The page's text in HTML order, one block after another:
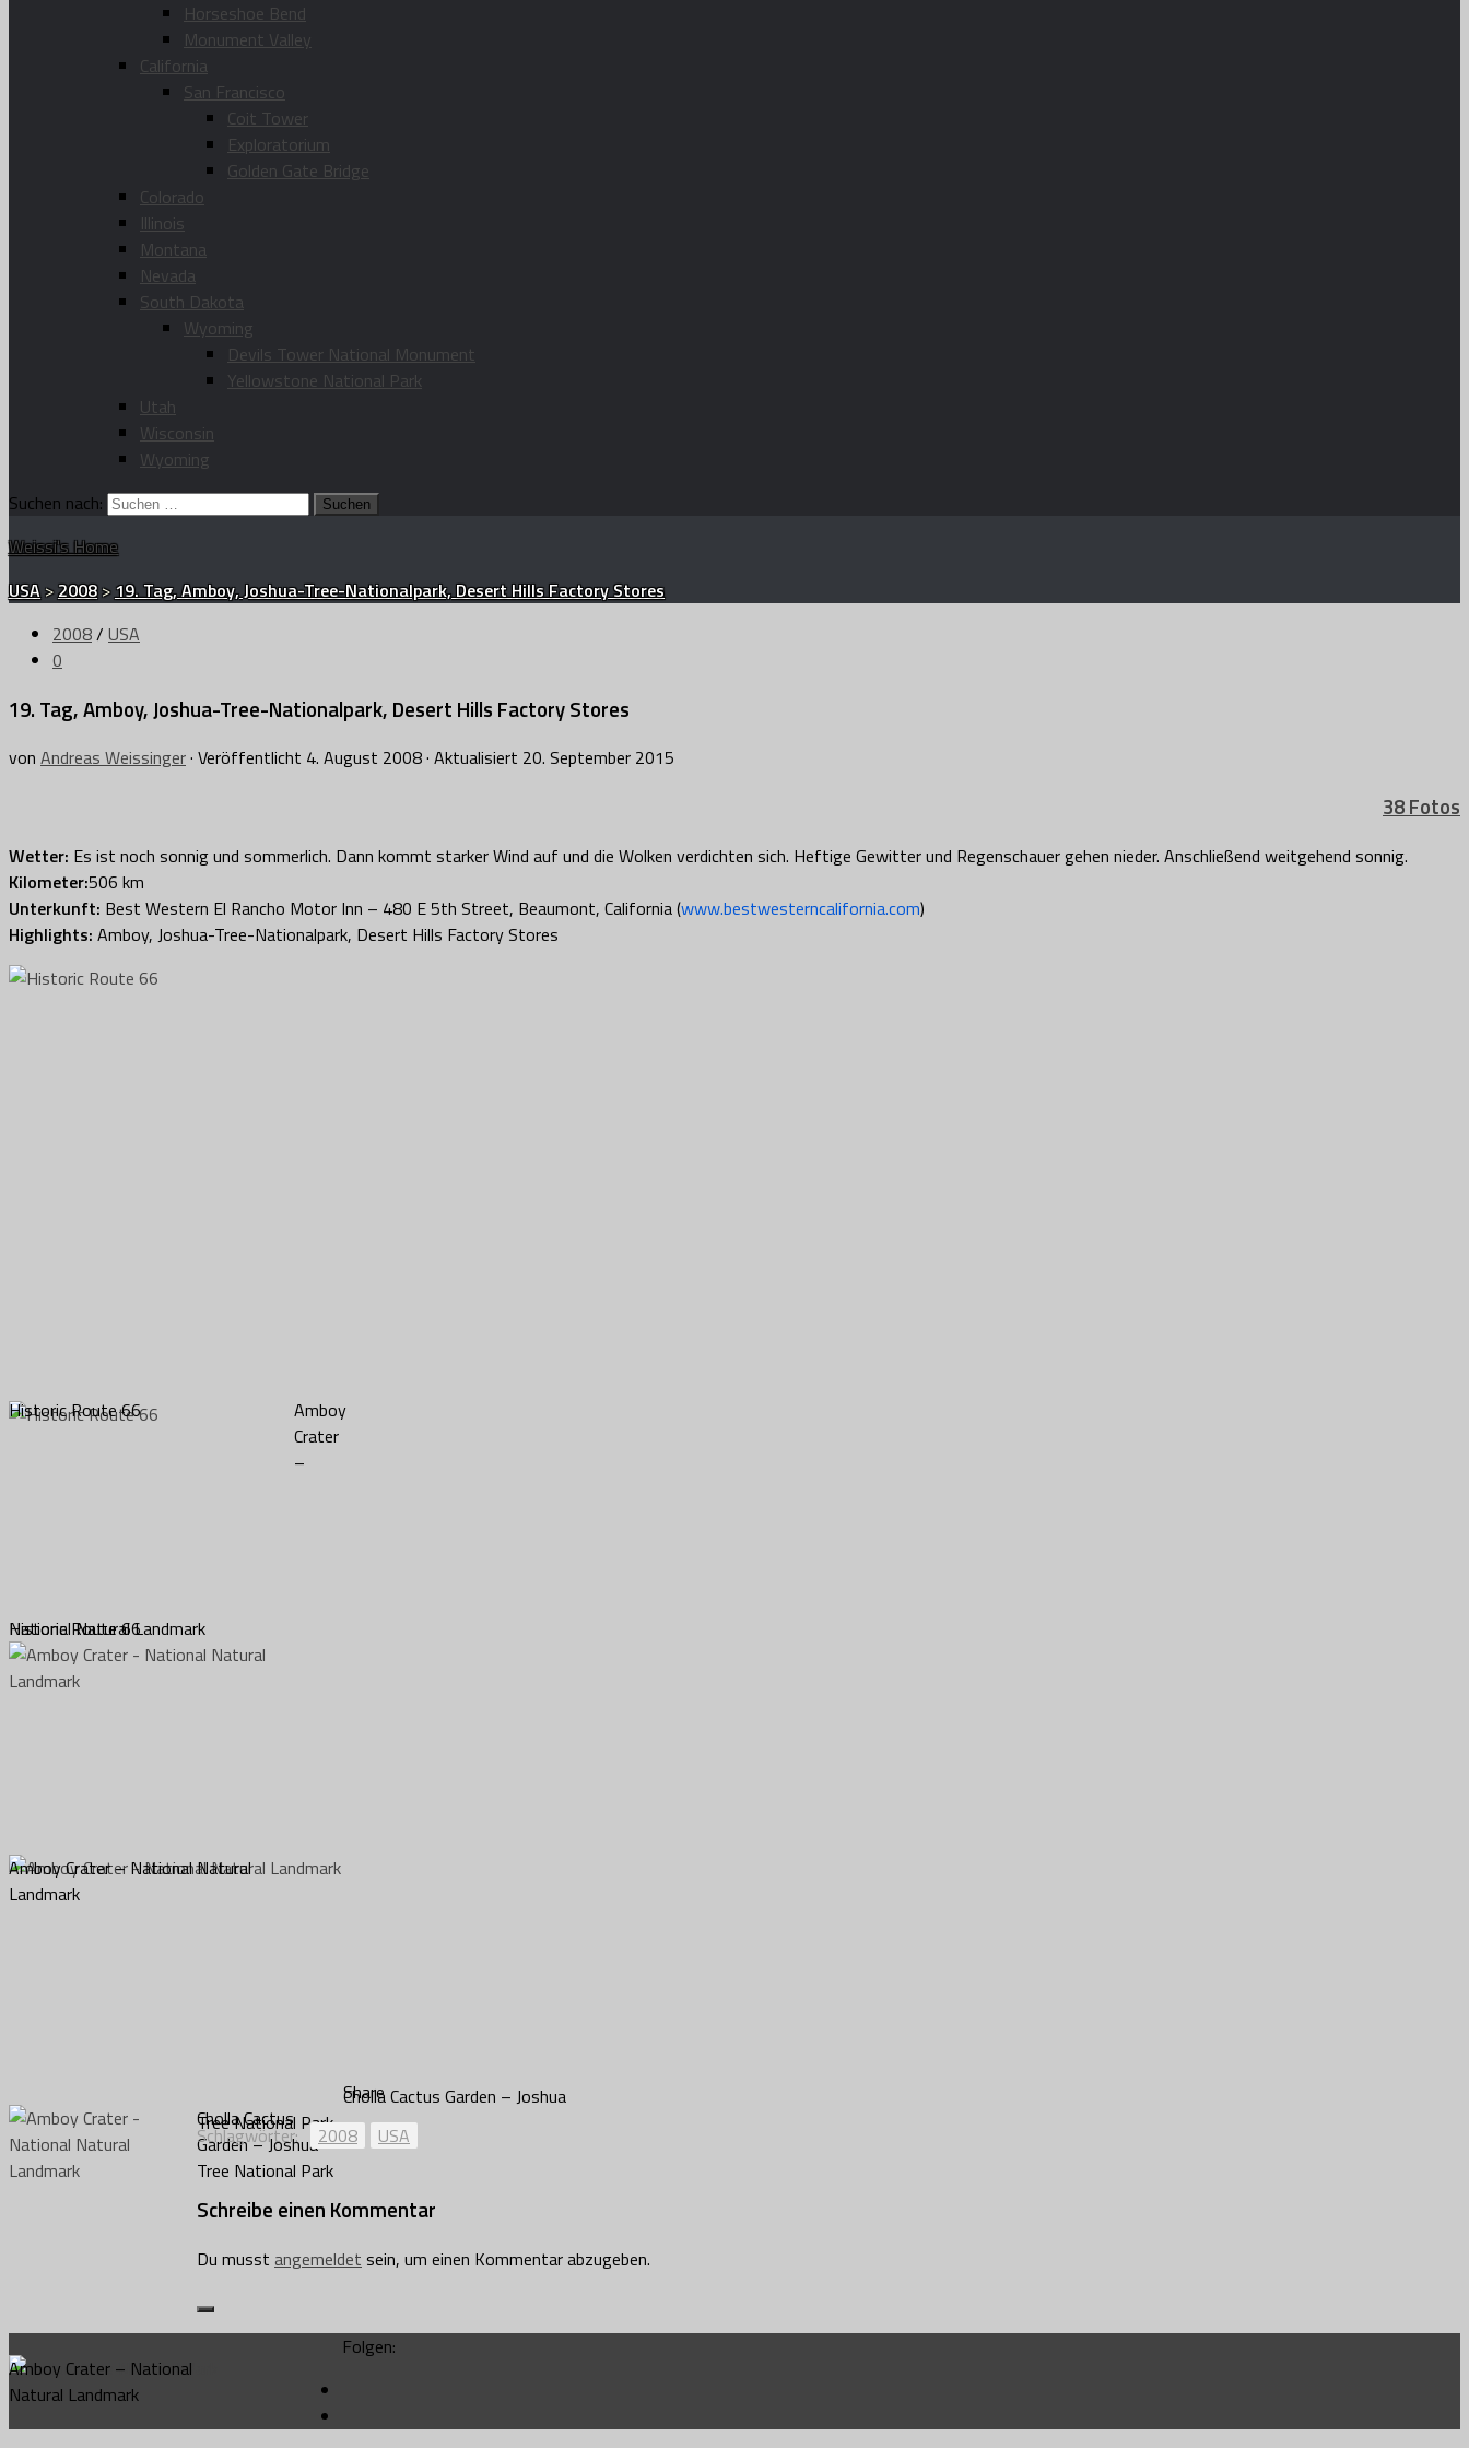
Horseshoe Bend
Monument Valley
California
San Francisco
Coit Tower
Exploratorium
Golden Gate Bridge
Colorado
Illinois
Montana
Nevada
South Dakota
Wyoming
Devils Tower National Monument
Yellowstone National Park
Utah
Wisconsin
Wyoming
Suchen nach:
Weissi's Home
USA>2008>19. Tag, Amboy, Joshua-Tree-Nationalpark, Desert Hills Factory Stores
2008/ USA
0
19. Tag, Amboy, Joshua-Tree-Nationalpark, Desert Hills Factory Stores
von Andreas Weissinger· Veröffentlicht 4. August 2008· Aktualisiert 20. September 2015
38 Fotos
Wetter: Es ist noch sonnig und sommerlich. Dann kommt starker Wind auf und die Wolken verdichten sich. Heftige Gewitter und Regenschauer gehen nieder. Anschließend weitgehend sonnig.
Kilometer:506 km
Unterkunft: Best Western El Rancho Motor Inn – 480 E 5th Street, Beaumont, California (www.bestwesterncalifornia.com)
Highlights: Amboy, Joshua-Tree-Nationalpark, Desert Hills Factory Stores
Historic Route 66
Historic Route 66
Amboy Crater – National Natural
Landmark
Amboy
Crater
–
National Natural Landmark
Amboy Crater – National
Natural Landmark
Cholla Cactus
Garden – Joshua
Tree National Park
Cholla Cactus Garden – Joshua
Tree National Park
Share
Schlagwörter:
2008 USA
Schreibe einen Kommentar
Du musst angemeldet sein, um einen Kommentar abzugeben.
Folgen: